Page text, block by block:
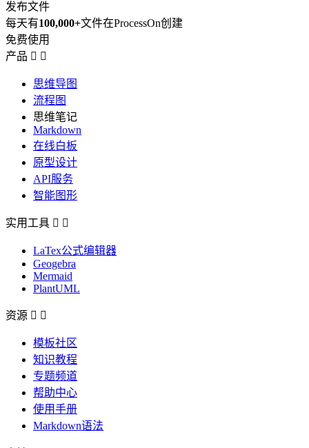
发布文件
每天有100,000+文件在ProcessOn创建
免费使用
产品  
思维导图
流程图
思维笔记
Markdown
在线白板
原型设计
API服务
智能图形
实用工具  
LaTex公式编辑器
Geogebra
Mermaid
PlantUML
资源  
模板社区
知识教程
专题频道
帮助中心
使用手册
Markdown语法